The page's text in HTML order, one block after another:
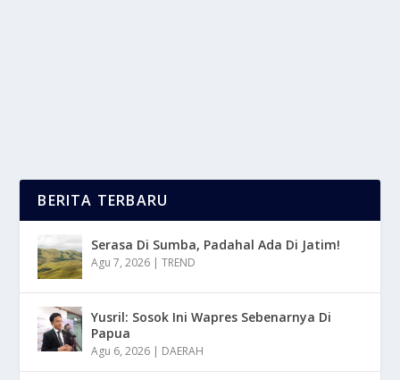
BERITA TERBARU
Serasa Di Sumba, Padahal Ada Di Jatim!
Agu 7, 2026 |TREND
Yusril: Sosok Ini Wapres Sebenarnya Di
Papua
Agu 6, 2026 | DAERAH